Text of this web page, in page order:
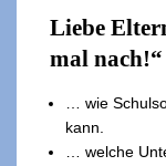
Liebe
mal nach!“
… wie
kann.
… welche